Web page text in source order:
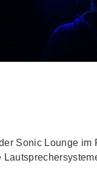
Sonic Lounge im